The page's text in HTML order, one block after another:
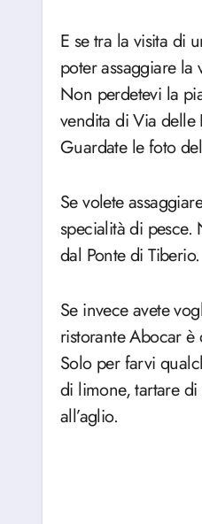
E se tra la visita di
poter assaggiare la
Non perdetevi la
vendita di Via
Guardate le foto
Se volete
specialità di
dal Ponte di Tiberio.
Se invece avete
ristorante Abocar è
Solo per farvi
di limone, tartare
all’aglio.